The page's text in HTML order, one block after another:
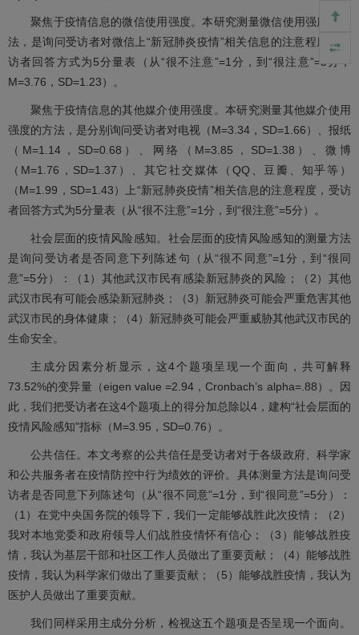
聚焦于疫情信息的微信使用强度。本研究测量微信使用强度的方
法，是询问受访者对微信上“新冠肺炎疫情”相关信息的注意程度，受
访者回答方式为5分量表（从“很不注意”=1分，到“很注意”=5分，
M=3.76，SD=1.23）。
聚焦于疫情信息的其他媒介使用强度。本研究测量其他媒介使用
强度的方法，是分别询问受访者对电视（M=3.34，SD=1.66）、报纸
（M=1.14，SD=0.68）、网络（M=3.85，SD=1.38）、微博
（M=1.76，SD=1.37）、其它社交媒体（QQ、豆瓣、知乎等）
（M=1.99，SD=1.43）上“新冠肺炎疫情”相关信息的注意程度，受访
者回答方式为5分量表（从“很不注意”=1分，到“很注意”=5分）。
社会层面的疫情风险感知。社会层面的疫情风险感知的测量方法
是询问受访者是否同意下列陈述句（从“很不同意”=1分，到“很同
意”=5分）：（1）其他武汉市民有感染新冠肺炎的风险；（2）其他
武汉市民有可能会感染新冠肺炎；（3）新冠肺炎可能会严重危害其他
武汉市民的身体健康；（4）新冠肺炎可能会严重威胁其他武汉市民的
生命安全。
主成分因素分析显示，这4个题项呈现一个面向，共可解释
73.52%的变异量（eigen value =2.94，Cronbach’s alpha=.88）。因
此，我们把受访者在这4个题项上的得分加总除以4，建构“社会层面的
疫情风险感知”指标（M=3.95，SD=0.76）。
公共信任。本文考察的公共信任是受访者对于各级政府、科学家
和公共服务者在疫情防控中行为绩效的评价。具体测量方法是询问受
访者是否同意下列陈述句（从“很不同意”=1分，到“很同意”=5分）：
（1）在党中央国务院的领导下，我们一定能够战胜此次疫情；（2）
我对本地党委和政府领导人们战胜疫情怀有信心；（3）能够战胜疫
情，我认为基层干部和社区工作人员做出了重要贡献；（4）能够战胜
疫情，我认为科学家们做出了重要贡献；（5）能够战胜疫情，我认为
医护人员做出了重要贡献。
我们同样采用主成分分析，检视这五个题项是否呈现一个面向。